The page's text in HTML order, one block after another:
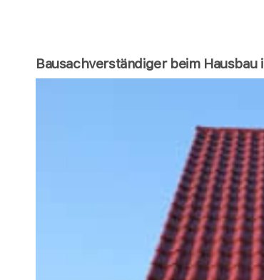
Bausachverständiger beim Hausbau